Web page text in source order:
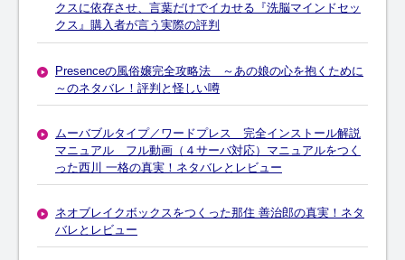
クスに依存させ、言葉だけでイカせる『洗脳マインドセッ
クス』購入者が言う実際の評判
Presenceの風俗嬢完全攻略法 ～あの娘の心を抱くために
～のネタバレ！評判と怪しい噂
ムーバブルタイプ／ワードプレス 完全インストール解説
マニュアル フル動画（４サーバ対応）マニュアルをつく
った西川 一格の真実！ネタバレとレビュー
ネオブレイクボックスをつくった那住 善治郎の真実！ネタ
バレとレビュー